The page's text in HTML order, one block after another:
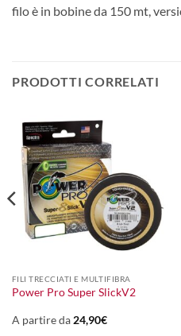
filo è in bobine da 150 mt,
PRODOTTI CORRELATI
FILI TRECCIATI E MULTIFIBRA
Power Pro Super SlickV2
A partire da 24,90€